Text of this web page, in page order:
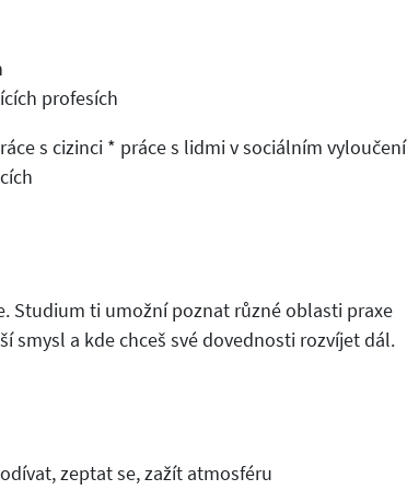
profesích
s cizinci * práce s lidmi v sociálním vyloučení
Studium ti umožní poznat různé oblasti praxe
smysl a kde chceš své dovednosti rozvíjet dál.
zeptat se, zažít atmosféru